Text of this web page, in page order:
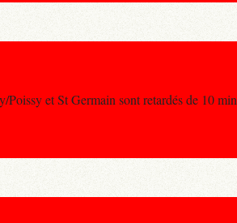
et St Germain sont retardés de 10 min